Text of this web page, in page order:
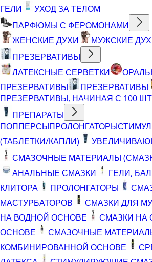
ГЕЛИ
УХОД ЗА ТЕЛОМ
ПАРФЮМЫ С ФЕРОМОНАМИ
ЖЕНСКИЕ ДУХИ
МУЖСКИЕ
ПРЕЗЕРВАТИВЫ
ЛАТЕКСНЫЕ СЕРВЕТКИ
ПРЕЗЕРВАТИВЫ
ПРЕЗЕРВАТИВЫ
ПРЕЗЕРВАТИВЫ, НАЧИНАЯ С 100
ПРЕПАРАТЫ
ПОППЕРСЫПРОЛОНГАТОРЫ
(ТАБЛЕТКИ/КАПЛИ)
СМАЗОЧНЫЕ МАТЕРИАЛЫ
АНАЛЬНЫЕ СМАЗКИ
ГЕЛИ,
КЛИТОРА
ПРОЛОНГАТОРЫ
МАСТУРБАТОРОВ
СМАЗКИ ДЛЯ
НА ВОДНОЙ ОСНОВЕ
СМАЗКИ НА
ОСНОВЕ
СМАЗОЧНЫЕ
КОМБИНИРОВАННОЙ ОСНОВЕ